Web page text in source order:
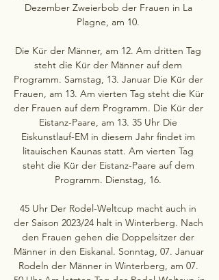
Dezember Zweierbob der Frauen in La
Plagne, am 10.
Die Kür der Männer, am 12. Am dritten Tag
steht die Kür der Männer auf dem
Programm. Samstag, 13. Januar Die Kür der
Frauen, am 13. Am vierten Tag steht die Kür
der Frauen auf dem Programm. Die Kür der
Eistanz-Paare, am 13. 35 Uhr Die
Eiskunstlauf-EM in diesem Jahr findet im
litauischen Kaunas statt. Am vierten Tag
steht die Kür der Eistanz-Paare auf dem
Programm. Dienstag, 16.
45 Uhr Der Rodel-Weltcup macht auch in
der Saison 2023/24 halt in Winterberg. Nach
den Frauen gehen die Doppelsitzer der
Männer in den Eiskanal. Sonntag, 07. Januar
Rodeln der Männer in Winterberg, am 07.